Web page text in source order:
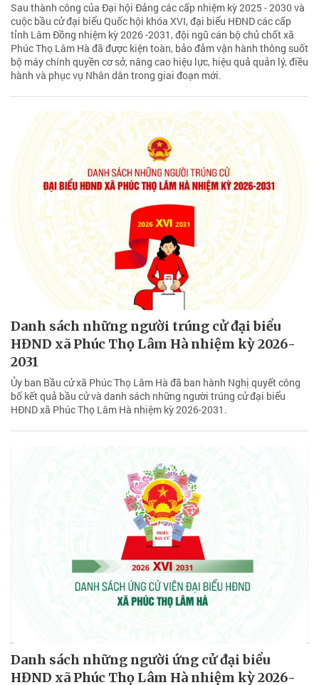
Sau thành công của Đại hội Đảng các cấp nhiệm kỳ 2025 - 2030 và
cuộc bầu cử đại biểu Quốc hội khóa XVI, đại biểu HĐND các cấp
tỉnh Lâm Đồng nhiệm kỳ 2026 -2031, đội ngũ cán bộ chủ chốt xã
Phúc Thọ Lâm Hà đã được kiện toàn, bảo đảm vận hành thông suốt
bộ máy chính quyền cơ sở, nâng cao hiệu lực, hiệu quả quản lý, điều
hành và phục vụ Nhân dân trong giai đoạn mới.
Danh sách những người trúng cử đại biểu
HĐND xã Phúc Thọ Lâm Hà nhiệm kỳ 2026-
2031
Ủy ban Bầu cử xã Phúc Thọ Lâm Hà đã ban hành Nghị quyết công
bố kết quả bầu cử và danh sách những người trúng cử đại biểu
HĐND xã Phúc Thọ Lâm Hà nhiệm kỳ 2026-2031.
Danh sách những người ứng cử đại biểu
HĐND xã Phúc Thọ Lâm Hà nhiệm kỳ 2026-